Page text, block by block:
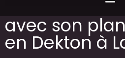
Cuisine sur-
avec son
en Dekton à